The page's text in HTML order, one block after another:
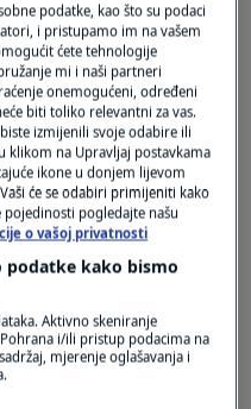
i Irana iznenada otkazani
sat vremena na
čelnicima pa
šef"
podatke, kao što su podaci
i pristupamo im na vašem
ćete tehnologije
mi i naši partneri
onemogućeni, određeni
biti toliko relevantni za vas.
izmijenili svoje odabire ili
na Upravljaj postavkama
ikone u donjem lijevom
će se odabiri primijeniti kako
pojedinosti pogledajte našu
o vašoj privatnosti
podatke kako bismo
Aktivno skeniranje
i/ili pristup podacima na
mjerenje oglašavanja i